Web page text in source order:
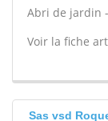
Abri de jardin -
Voir la fiche
Sas vsd